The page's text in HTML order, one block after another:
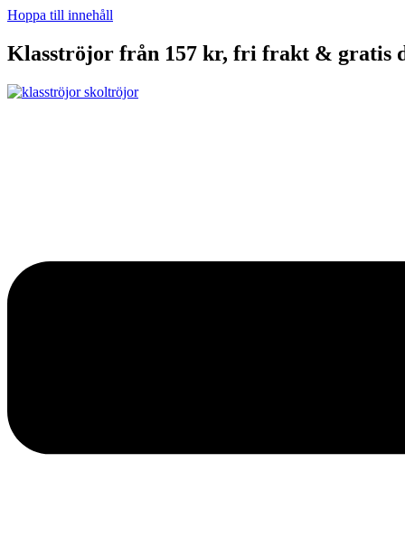
Hoppa till innehåll
Klasströjor från 157 kr, fri frakt & gratis